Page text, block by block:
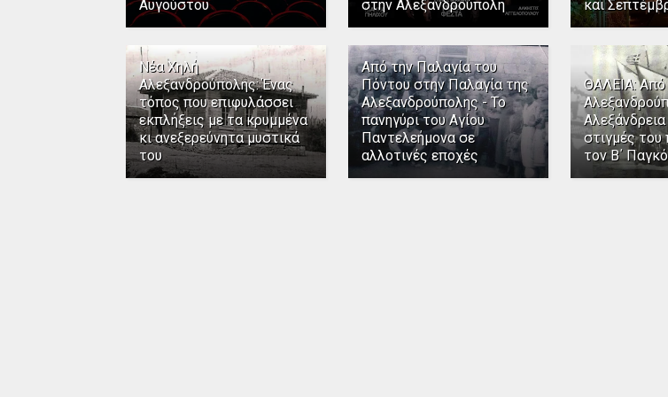
Αυγούστου
στην Αλεξανδρούπολη
και
Νέα Χηλή
Αλεξανδρούπολης: Ένας
τόπος που επιφυλάσσει
εκπλήξεις με τα κρυμμένα
κι ανεξερεύνητα μυστικά
του
Από την Παλαγία του
Πόντου στην Παλαγία της
Αλεξανδρούπολης - Το
πανηγύρι του Αγίου
Παντελεήμονα σε
αλλοτινές εποχές
ΘΑΛΕΙΑ: Από
στιγμές του
τον Β΄